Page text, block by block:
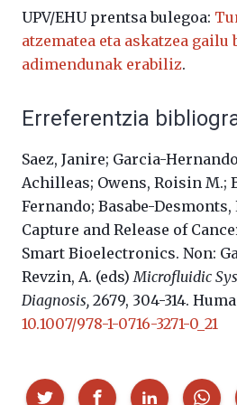
UPV/EHU prentsa bulegoa:
atzematea eta askatzea
adimendunak erabiliz.
Erreferentzia
Saez, Janire; Garcia-
Achilleas; Owens, Roisin M.;
Fernando; Basabe-Desmonts,
Capture and Release of
Smart Bioelectronics. Non:
Revzin, A. (eds) Microfluidic
Diagnosis, 2679, 304-314.
10.1007/978-1-0716-3271-0_21
Partekatu